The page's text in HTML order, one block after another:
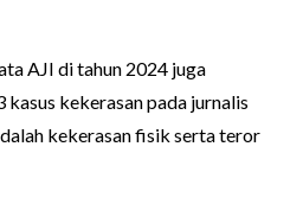
AJI di tahun 2024 juga
kekerasan pada jurnalis
kekerasan fisik serta teror